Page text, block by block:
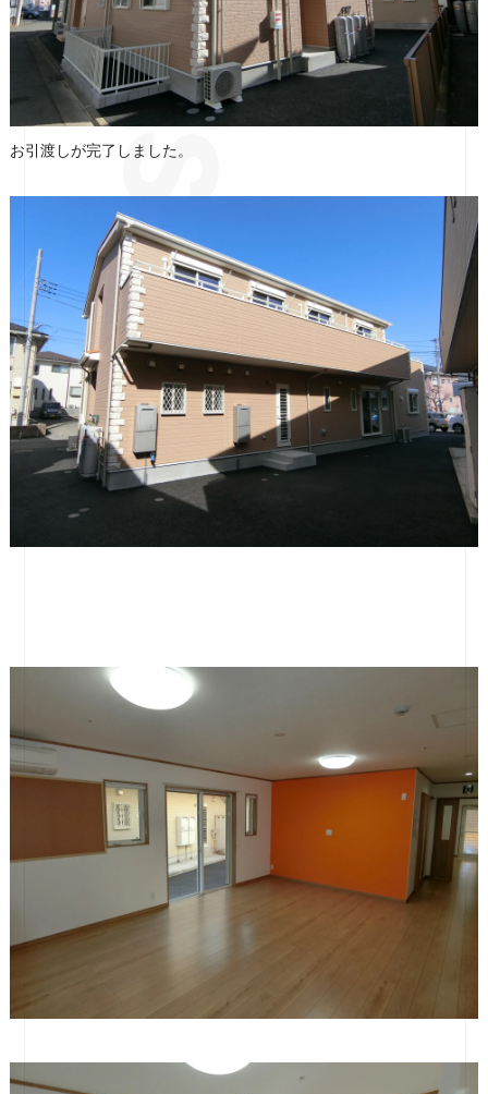
お引渡しが完了しました。